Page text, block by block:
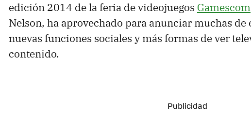
edición 2014 de la feria de videojuegos Gamescom
Nelson, ha aprovechado para anunciar muchas de
nuevas funciones sociales y más formas de ver
contenido.